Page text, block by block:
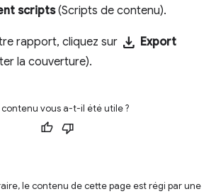
scripts(Scripts de contenu).
rapport, cliquez sur download Export
la couverture).
contenu vous a-t-il été utile ?
le contenu de cette page est régi par une